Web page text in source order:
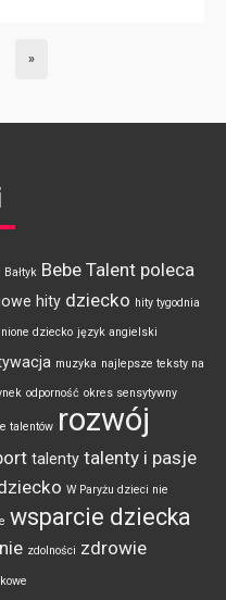
»
Bałtyk Bebe Talent poleca
hity dziecko hity tygodnia
dziecko język angielski
muzyka najlepsze teksty na
odporność okres sensytywny
talentów rozwój
talenty talenty i pasje
W Paryżu dzieci nie
wsparcie dziecka
zdolności zdrowie